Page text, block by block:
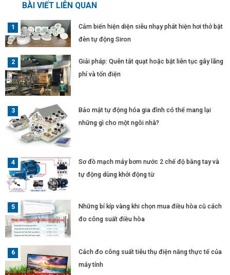
BÀI VIẾT LIÊN QUAN
Cảm biến hiện diện siêu nhạy phát hiện hơi thở bật
đèn tự động Siron
Giải pháp: Quên tắt quạt hoặc bật liên tục gây lãng
phí và tốn điện
Bảo mật tự động hóa gia đình có thể mang lại
những gì cho một ngôi nhà?
Sơ đồ mạch máy bơm nước 2 chế độ bằng tay và
tự động dùng khởi động từ
Những bí kíp vàng khi chọn mua điều hòa cũ cách
đo công suất điều hòa
Cách đo công suất tiêu thụ điện năng thực tế của
máy tính